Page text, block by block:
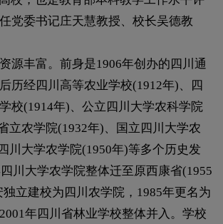
党委书记庄天慧教授、校长吴德教
源丰富。前身是1906年创办的四川通
历经四川高等农业学校(1912年)、四
校(1914年)、公立四川大学农科学院
立农学院(1932年)、国立四川大学农
川大学农学院(1950年)等多个历史发
川大学农学院整体迁至原西康省(1955
立建校为四川农学院，1985年更名为
年四川省林业学校整体并入。学校